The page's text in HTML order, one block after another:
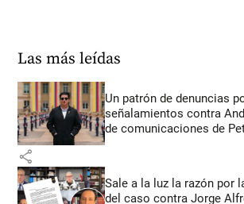
Las más leídas
Un patrón de denuncias
señalamientos contra
de comunicaciones de
share
Sale a la luz la razón por
del caso contra Jorge